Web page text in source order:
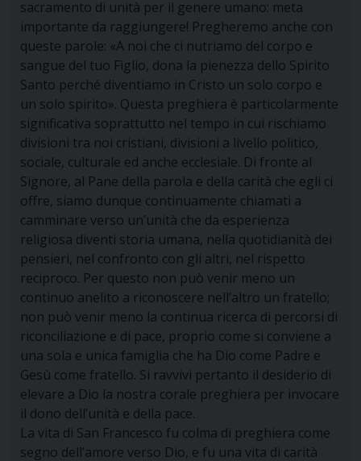
sacramento di unità per il genere umano: meta
importante da raggiungere! Pregheremo anche con
queste parole: «A noi che ci nutriamo del corpo e
sangue del tuo Figlio, dona la pienezza dello Spirito
Santo perché diventiamo in Cristo un solo corpo e
un solo spirito». Questa preghiera è particolarmente
significativa soprattutto nel tempo in cui rischiamo
divisioni tra noi cristiani, divisioni a livello politico,
sociale, culturale ed anche ecclesiale. Di fronte al
Signore, al Pane della parola e della carità che egli ci
offre, siamo dunque continuamente chiamati a
camminare verso un’unità che da esperienza
religiosa diventi storia umana, nella quotidianità dei
pensieri, nel confronto con gli altri, nel rispetto
reciproco. Per questo non può venir meno un
continuo anelito a riconoscere nell’altro un fratello;
non può venir meno la continua ricerca di percorsi di
riconciliazione e di pace, proprio come si conviene a
una sola e unica famiglia che ha Dio come Padre e
Gesù come fratello. Si ravvivi pertanto il desiderio di
elevare a Dio la nostra corale preghiera per invocare
il dono dell’unità e della pace.
La vita di San Francesco fu colma di preghiera come
segno dell’amore verso Dio, e fu una vita di carità